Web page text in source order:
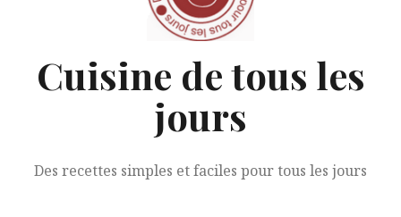
Cuisine de tous les
jours
Des recettes simples et faciles pour tous les jours